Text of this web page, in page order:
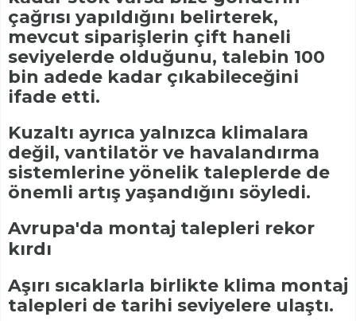
çağrısı yapıldığını belirterek,
mevcut siparişlerin çift haneli
seviyelerde olduğunu, talebin 100
bin adede kadar çıkabileceğini
ifade etti.
Kuzaltı ayrıca yalnızca klimalara
değil, vantilatör ve havalandırma
sistemlerine yönelik taleplerde de
önemli artış yaşandığını söyledi.
Avrupa'da montaj talepleri rekor
kırdı
Aşırı sıcaklarla birlikte klima montaj
talepleri de tarihi seviyelere ulaştı.